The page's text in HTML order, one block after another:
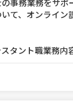
事務業務をサポ
て、オンライン
スタント職業務内